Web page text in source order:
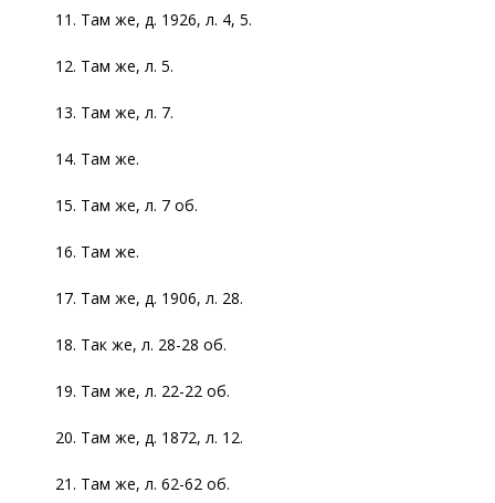
11. Там же, д. 1926, л. 4, 5.
12. Там же, л. 5.
13. Там же, л. 7.
14. Там же.
15. Там же, л. 7 об.
16. Там же.
17. Там же, д. 1906, л. 28.
18. Так же, л. 28-28 об.
19. Там же, л. 22-22 об.
20. Там же, д. 1872, л. 12.
21. Там же, л. 62-62 об.